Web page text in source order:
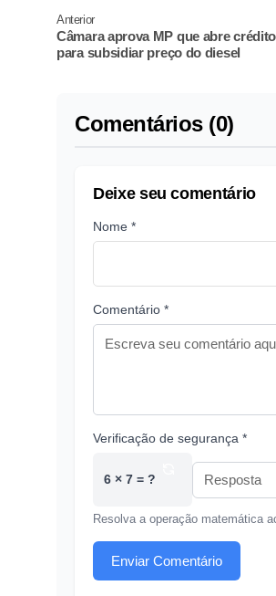
Anterior
Câmara aprova MP que abre
para subsidiar preço do diesel
Comentários (0)
Deixe seu comentário
Nome *
Comentário *
Verificação de segurança *
6 × 7 = ?
Resolva a operação matemática
Enviar Comentário